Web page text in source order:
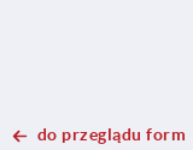
do przeglądu form